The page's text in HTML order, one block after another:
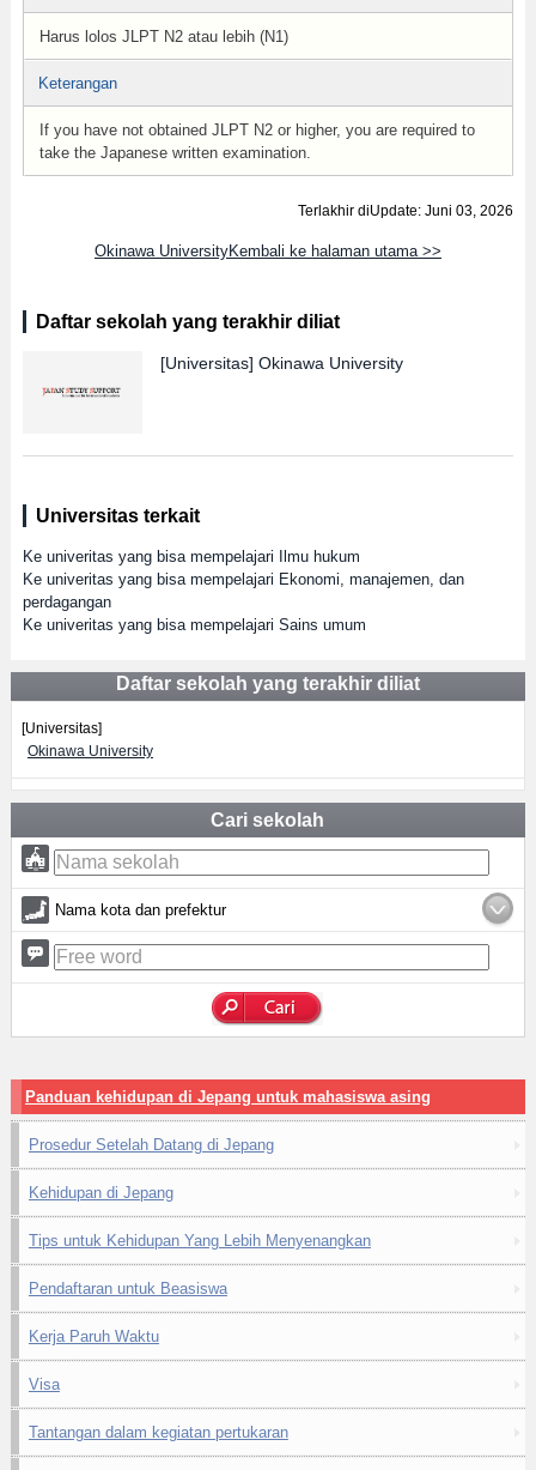
Harus lolos JLPT N2 atau lebih (N1)
Keterangan
If you have not obtained JLPT N2 or higher, you are required to
take the Japanese written examination.
Terlakhir diUpdate: Juni 03, 2026
Okinawa UniversityKembali ke halaman utama >>
Daftar sekolah yang terakhir diliat
[Universitas] Okinawa University
Universitas terkait
Ke univeritas yang bisa mempelajari Ilmu hukum
Ke univeritas yang bisa mempelajari Ekonomi, manajemen, dan
perdagangan
Ke univeritas yang bisa mempelajari Sains umum
Daftar sekolah yang terakhir diliat
[Universitas]
Okinawa University
Cari sekolah
Nama kota dan prefektur
Panduan kehidupan di Jepang untuk mahasiswa asing
Prosedur Setelah Datang di Jepang
Kehidupan di Jepang
Tips untuk Kehidupan Yang Lebih Menyenangkan
Pendaftaran untuk Beasiswa
Kerja Paruh Waktu
Visa
Tantangan dalam kegiatan pertukaran